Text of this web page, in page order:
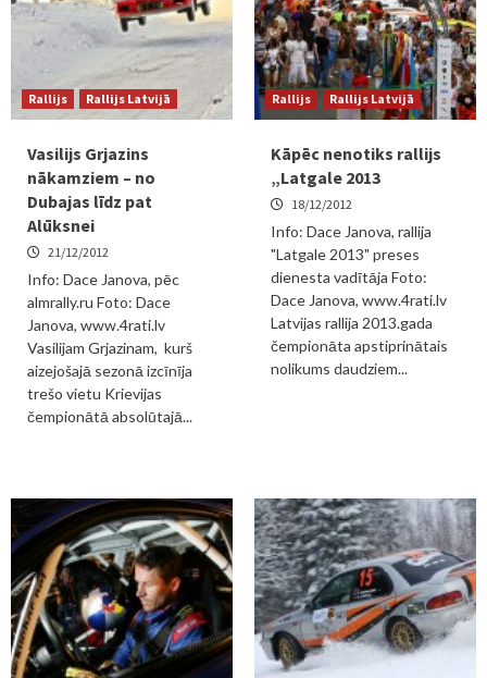
Rallijs Rallijs Latvijā
Vasilijs Grjazins
nākamziem – no
Dubajas līdz pat
Alūksnei
21/12/2012
Info: Dace Janova, pēc
almrally.ru Foto: Dace
Janova, www.4rati.lv
Vasilijam Grjazinam, kurš
aizejošajā sezonā izcīnīja
trešo vietu Krievijas
čempionātā absolūtajā...
Rallijs Rallijs Latvijā
Kāpēc nenotiks rallijs
„Latgale 2013
18/12/2012
Info: Dace Janova, rallija
"Latgale 2013" preses
dienesta vadītāja Foto:
Dace Janova, www.4rati.lv
Latvijas rallija 2013.gada
čempionāta apstiprinātais
nolikums daudziem...